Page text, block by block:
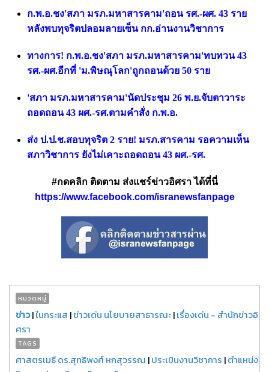
ก.พ.อ.ชง'สภา มรภ.มหาสารคาม'ถอน รศ.-ผศ. 43 ราย
หลังพบทุจริตปลอมลายเซ็น กก.อ่านงานวิชาการ
ทางการ! ก.พ.อ.ชง'สภา มรภ.มหาสารคาม'ทบทวน 43
รศ.-ผศ.อีกที่ 'ม.พิษณุโลก'ถูกถอนด้วย 50 ราย
'สภา มรภ.มหาสารคาม'นัดประชุม 26 พ.ย.จับตาวาระ
ถอดถอน 43 ผศ.-รศ.ตามคำสั่ง ก.พ.อ.
ส่ง ป.ป.ช.สอบทุจริต 2 ราย! มรภ.สารคาม รอความเห็น
สภาวิชาการ ยังไม่เคาะถอดถอน 43 ผศ.-รศ.
#กดคลิก ติดตาม ส่งแชร์ข่าวอิศรา ได้ที่นี่
https://www.facebook.com/isranewsfanpage
หมวดหมู่
ข่าว|ในกระแส |ข่าวเด่น นโยบายสาธารณะ|เรื่องเด่น - สำนักข่าวอิ
ศรา
TAGS
ศาสตรเมธี ดร.สุทธิพงศ์ หกสุวรรณ |ประเมินงานวิชาการ |ตำแหน่ง